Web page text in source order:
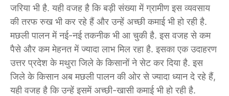
जरिया भी है. यही वजह है कि बड़ी संख्या में ग्रामीण इस व्यवसाय
की तरफ रुख भी कर रहे हैं और उन्हें अच्छी कमाई भी हो रही है.
मछली पालन में नई-नई तकनीक भी आ चुकी है. इस वजह से कम
पैसे और कम मेहनत में ज्यादा लाभ मिल रहा है. इसका एक उदाहरण
उत्तर प्रदेश के मथुरा जिले के किसानों ने सेट कर दिया है. इस
जिले के किसान अब मछली पालन की ओर से ज्यादा ध्यान दे रहे हैं,
यही वजह है कि उन्हें इसमें अच्छी-खासी कमाई भी हो रही है.